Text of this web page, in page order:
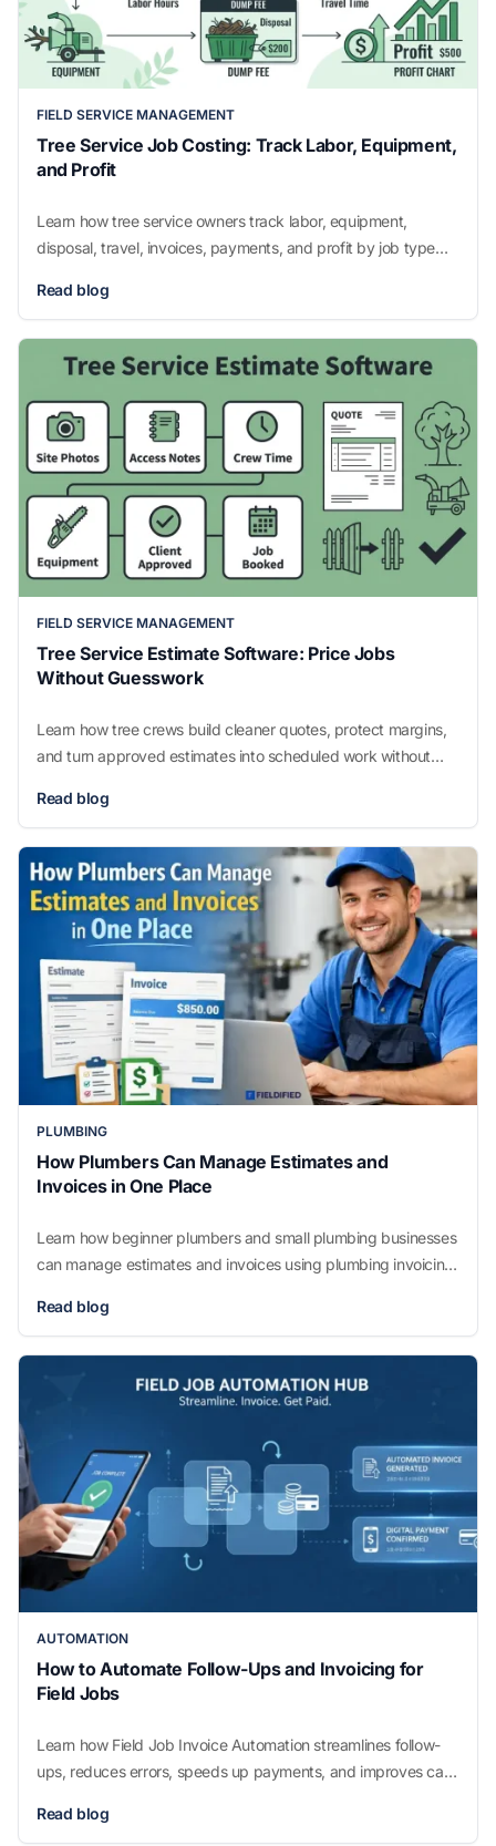
FIELD SERVICE MANAGEMENT
Tree Service Job Costing: Track Labor, Equipment,
and Profit
Learn how tree service owners track labor, equipment,
disposal, travel, invoices, payments, and profit by job type
Read blog
FIELD SERVICE MANAGEMENT
Tree Service Estimate Software: Price Jobs
Without Guesswork
Learn how tree crews build cleaner quotes, protect margins,
and turn approved estimates into scheduled work without
Read blog
PLUMBING
How Plumbers Can Manage Estimates and
Invoices in One Place
Learn how beginner plumbers and small plumbing businesses
can manage estimates and invoices using plumbing invoicing
manage daily workflow.
Read blog
AUTOMATION
How to Automate Follow-Ups and Invoicing for
Field Jobs
Learn how Field Job Invoice Automation streamlines follow-
ups, reduces errors, speeds up payments, and improves cash
Read blog